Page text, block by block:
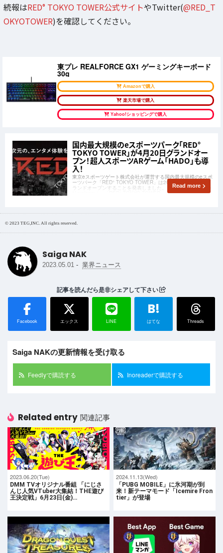
続報はRED° TOKYO TOWER公式サイトやTwitter(@RED_T
OKYOTOWER)を確認してください。
東プレ REALFORCE GX1 ゲーミングキーボード
30g
Amazonで購入
楽天市場で購入
Yahoo!ショッピングで購入
国内最大規模のeスポーツパーク「RED°
TOKYO TOWER」が4月20日グランドオー
プン！超人スポーツARゲーム「HADO」も導
入！
東京eスポーツゲート株式会社が運営する国内最⼤規模のeスポ
ーツパーク「RED° TOKYO TOWER」は2022年4月20日にグ
ランドオープンすることを発表しました。これに伴い、株式会
社meleapは、「RED° TOKYO TOWER」内にテクノスポーツ
Read more
© 2023 TEG,INC. All rights reserved.
Saiga NAK
2023.05.01 - 業界ニュース
記事を読んだら是非シェアして下さい
Facebook エックス LINE
B!
はてな Threads
Saiga NAKの更新情報を受け取る
Feedlyで購読する Inoreaderで購読する
Related entry 関連記事
2023.06.20(Tue)
DMM TVオリジナル番組 「にじさ
んじ人気VTuber大集結！THE遊び
王決定戦」6月23日(金)…
2024.11.13(Wed)
「PUBG MOBILE」に氷河期が到
来！新テーマモード「Icemire Fron
tier」が登場